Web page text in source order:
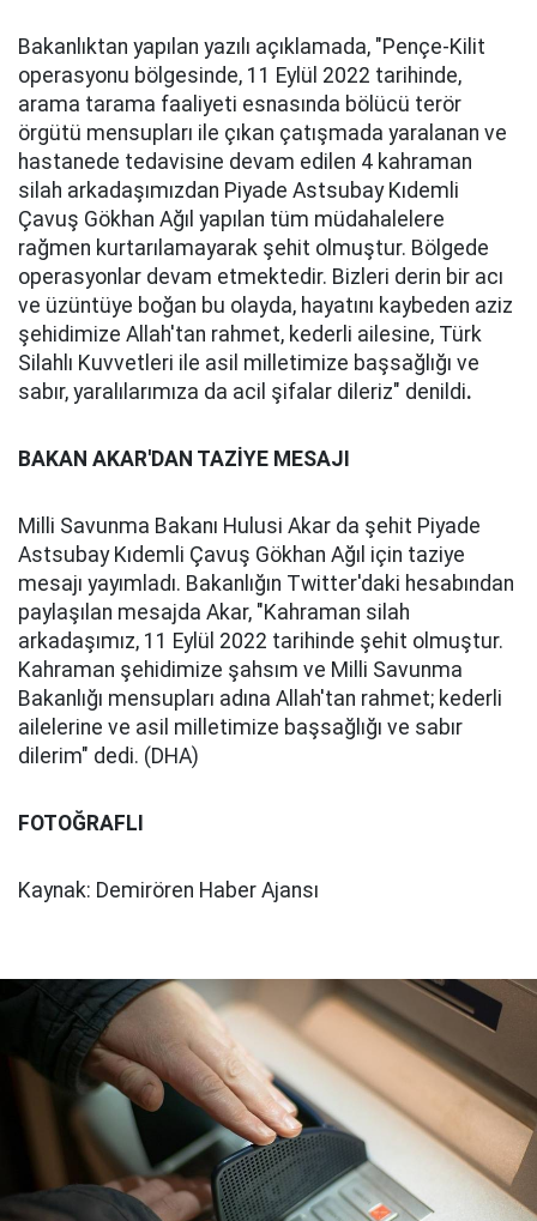
Bakanlıktan yapılan yazılı açıklamada, "Pençe-Kilit
operasyonu bölgesinde, 11 Eylül 2022 tarihinde,
arama tarama faaliyeti esnasında bölücü terör
örgütü mensupları ile çıkan çatışmada yaralanan ve
hastanede tedavisine devam edilen 4 kahraman
silah arkadaşımızdan Piyade Astsubay Kıdemli
Çavuş Gökhan Ağıl yapılan tüm müdahalelere
rağmen kurtarılamayarak şehit olmuştur. Bölgede
operasyonlar devam etmektedir. Bizleri derin bir acı
ve üzüntüye boğan bu olayda, hayatını kaybeden aziz
şehidimize Allah'tan rahmet, kederli ailesine, Türk
Silahlı Kuvvetleri ile asil milletimize başsağlığı ve
sabır, yaralılarımıza da acil şifalar dileriz" denildi.
BAKAN AKAR'DAN TAZİYE MESAJI
Milli Savunma Bakanı Hulusi Akar da şehit Piyade
Astsubay Kıdemli Çavuş Gökhan Ağıl için taziye
mesajı yayımladı. Bakanlığın Twitter'daki hesabından
paylaşılan mesajda Akar, "Kahraman silah
arkadaşımız, 11 Eylül 2022 tarihinde şehit olmuştur.
Kahraman şehidimize şahsım ve Milli Savunma
Bakanlığı mensupları adına Allah'tan rahmet; kederli
ailelerine ve asil milletimize başsağlığı ve sabır
dilerim" dedi. (DHA)
FOTOĞRAFLI
Kaynak: Demirören Haber Ajansı